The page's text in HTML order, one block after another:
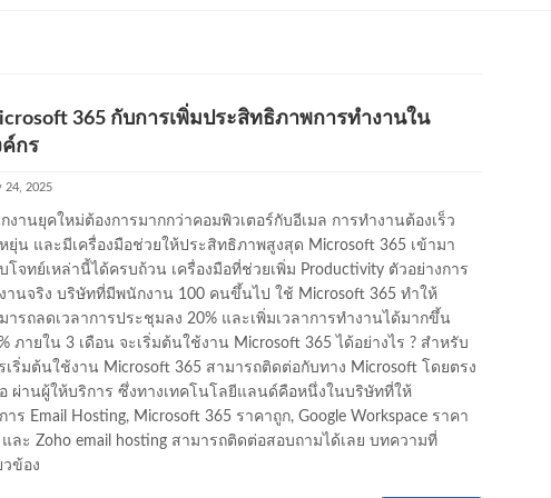
365 กับการเพิ่มประสิทธิภาพการทำงานใน
ค์กร
24, 2025
งานยุคใหม่ต้องการมากกว่าคอมพิวเตอร์กับอีเมล การทำงานต้องเร็ว
ยุ่น และมีเครื่องมือช่วยให้ประสิทธิภาพสูงสุด Microsoft 365 เข้ามา
โจทย์เหล่านี้ได้ครบถ้วน เครื่องมือที่ช่วยเพิ่ม Productivity ตัวอย่างการ
านจริง บริษัทที่มีพนักงาน 100 คนขึ้นไป ใช้ Microsoft 365 ทำให้
ารถลดเวลาการประชุมลง 20% และเพิ่มเวลาการทำงานได้มากขึ้น
ภายใน 3 เดือน จะเริ่มต้นใช้งาน Microsoft 365 ได้อย่างไร ? สำหรับ
เริ่มต้นใช้งาน Microsoft 365 สามารถติดต่อกับทาง Microsoft โดยตรง
ผ่านผู้ให้บริการ ซึ่งทางเทคโนโลยีแลนด์คือหนึ่งในบริษัทที่ให้
าร Email Hosting, Microsoft 365 ราคาถูก, Google Workspace ราคา
และ Zoho email hosting สามารถติดต่อสอบถามได้เลย บทความที่
วข้อง